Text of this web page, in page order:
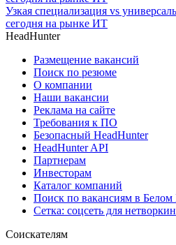
Узкая специализация vs
сегодня на рынке ИТ
HeadHunter
Размещение вакансий
Поиск по резюме
О компании
Наши вакансии
Реклама на сайте
Требования к ПО
Безопасный HeadHunter
HeadHunter API
Партнерам
Инвесторам
Каталог компаний
Поиск по вакансиям в
Сетка: соцсеть для
Соискателям